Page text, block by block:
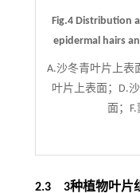
Fig.4 Distribution
epidermal hairs
A.沙冬青叶片上表
叶片上表面；D.
面；
2.3 3种植物叶片